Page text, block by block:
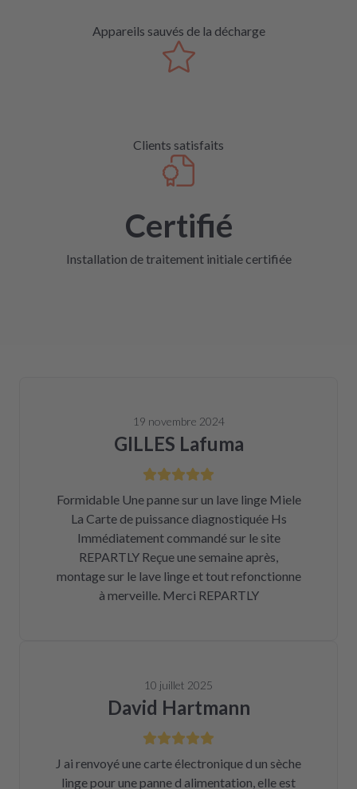
Appareils sauvés de la décharge
Clients satisfaits
Certifié
Installation de traitement initiale certifiée
19 novembre 2024
GILLES Lafuma
Formidable Une panne sur un lave linge Miele
La Carte de puissance diagnostiquée Hs
Immédiatement commandé sur le site
REPARTLY Reçue une semaine après,
montage sur le lave linge et tout refonctionne
à merveille. Merci REPARTLY
10 juillet 2025
David Hartmann
J ai renvoyé une carte électronique d un sèche
linge pour une panne d alimentation, elle est